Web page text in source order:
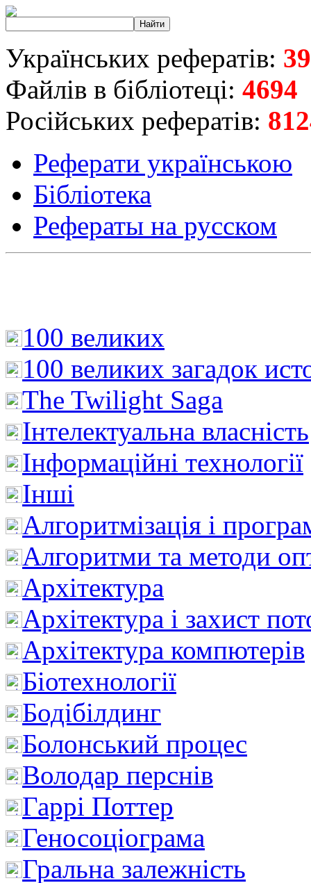
Українських рефератів:
Файлів в бібліотеці: 4694
Російських рефератів:
Реферати українською
Бібліотека
Рефераты на русском
100 великих
100 великих загадок
The Twilight Saga
Інтелектуальна влaсність
Інформаційні технології
Інші
Алгоритмізація і
Алгоритми та методи
Архітектура
Архітектура і захист
Архітектура компютерів
Біотехнології
Бодібілдинг
Болонський процес
Володар перснів
Гаррі Поттер
Геносоціограма
Гральна залежність